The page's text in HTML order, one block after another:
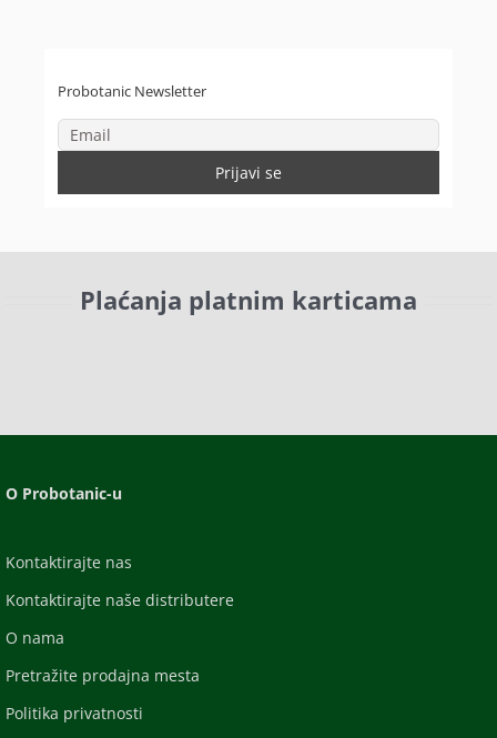
Probotanic Newsletter
Plaćanja platnim karticama
O Probotanic-u
Kontaktirajte nas
Kontaktirajte naše distributere
O nama
Pretražite prodajna mesta
Politika privatnosti